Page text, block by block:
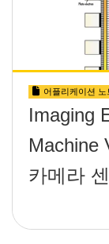
어플리케이션 노
Imaging
Machine
카메라